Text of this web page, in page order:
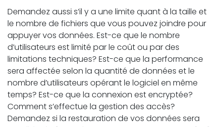
Demandez aussi s’il y a une limite quant à la taille et
le nombre de fichiers que vous pouvez joindre pour
appuyer vos données. Est-ce que le nombre
d’utilisateurs est limité par le coût ou par des
limitations techniques? Est-ce que la performance
sera affectée selon la quantité de données et le
nombre d’utilisateurs opérant le logiciel en même
temps? Est-ce que la connexion est encryptée?
Comment s’effectue la gestion des accès?
Demandez si la restauration de vos données sera